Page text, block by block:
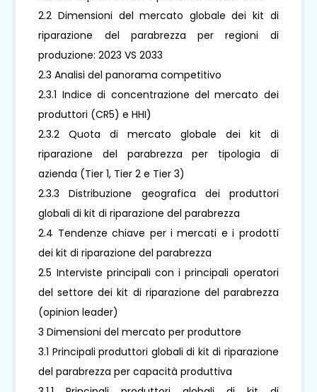
2.2 Dimensioni del mercato globale dei kit di
riparazione del parabrezza per regioni di
produzione: 2023 VS 2033
2.3 Analisi del panorama competitivo
2.3.1 Indice di concentrazione del mercato dei
produttori (CR5) e HHI)
2.3.2 Quota di mercato globale dei kit di
riparazione del parabrezza per tipologia di
azienda (Tier 1, Tier 2 e Tier 3)
2.3.3 Distribuzione geografica dei produttori
globali di kit di riparazione del parabrezza
2.4 Tendenze chiave per i mercati e i prodotti
dei kit di riparazione del parabrezza
2.5 Interviste principali con i principali operatori
del settore dei kit di riparazione del parabrezza
(opinion leader)
3 Dimensioni del mercato per produttore
3.1 Principali produttori globali di kit di riparazione
del parabrezza per capacità produttiva